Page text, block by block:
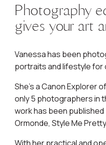
Photography
gives your art
Vanessa has been
portraits and lifestyle for
She's a Canon Explorer
only 5 photographers in
work has been published
Ormonde, Style Me